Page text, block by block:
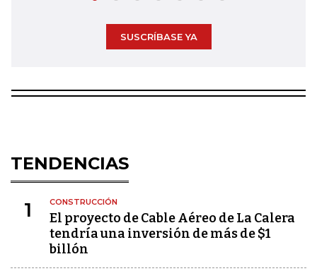
SUSCRÍBASE YA
TENDENCIAS
1 CONSTRUCCIÓN
El proyecto de Cable Aéreo de La Calera
tendría una inversión de más de $1
billón